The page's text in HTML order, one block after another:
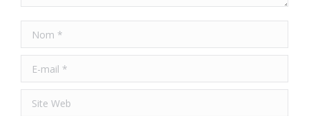
Nom *
E-mail *
Site Web